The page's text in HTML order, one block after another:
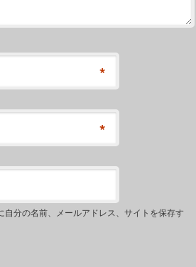
*
*
分の名前、メールアドレス、サイトを保存す